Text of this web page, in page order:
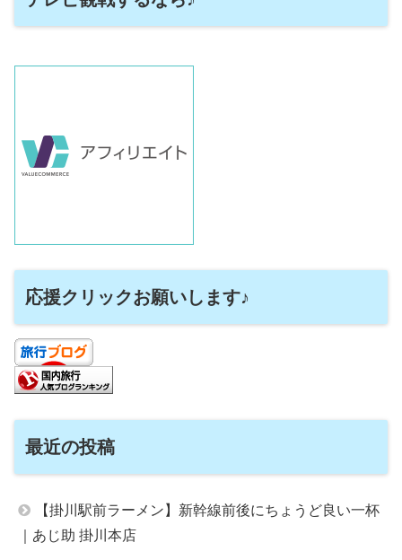
応援クリックお願いします♪
最近の投稿
【掛川駅前ラーメン】新幹線前後にちょうど良い一杯
｜あじ助 掛川本店